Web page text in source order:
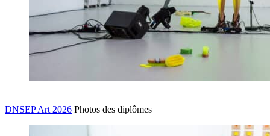
DNSEP Art 2026 Photos des diplômes